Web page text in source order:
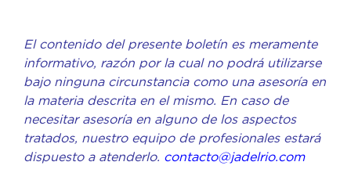
El contenido del presente boletín es meramente
informativo, razón por la cual no podrá utilizarse
bajo ninguna circunstancia como una asesoría en
la materia descrita en el mismo. En caso de
necesitar asesoría en alguno de los aspectos
tratados, nuestro equipo de profesionales estará
dispuesto a atenderlo. contacto@jadelrio.com